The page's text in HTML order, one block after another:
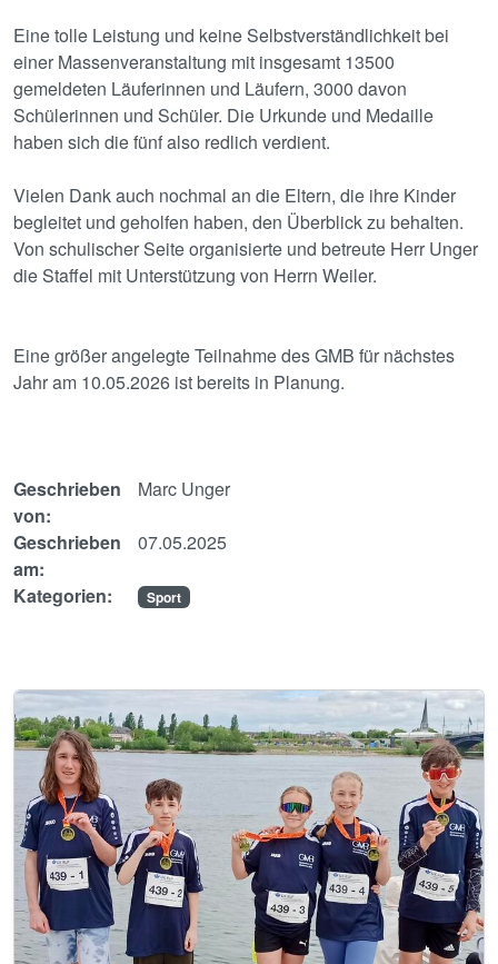
Eine tolle Leistung und keine Selbstverständlichkeit bei
einer Massenveranstaltung mit insgesamt 13500
gemeldeten Läuferinnen und Läufern, 3000 davon
Schülerinnen und Schüler. Die Urkunde und Medaille
haben sich die fünf also redlich verdient.
Vielen Dank auch nochmal an die Eltern, die ihre Kinder
begleitet und geholfen haben, den Überblick zu behalten.
Von schulischer Seite organisierte und betreute Herr Unger
die Staffel mit Unterstützung von Herrn Weiler.
Eine größer angelegte Teilnahme des GMB für nächstes
Jahr am 10.05.2026 ist bereits in Planung.
Geschrieben
von:
Marc Unger
Geschrieben
am:
07.05.2025
Kategorien: Sport
Image